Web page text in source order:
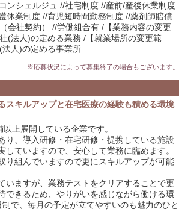
ンシェルジュ //社宅制度 //産前/産後休業制度
休業制度 //育児短時間勤務制度 //薬剤師賠償
会社契約） //労働組合有 /【業務内容の変更
(法人)の定める業務 /【就業場所の変更範
法人)の定める事業所
※応募状況によって募集終了の場合もございます。
スキルアップと在宅医療の経験も積める環境
上展開している企業です。
り、導入研修・在宅研修・提携している施設
していますので、安心して業務に臨めます。
り組んでいますので更にスキルアップが可能
いますが、業務テストをクリアすることで更
できるため、やりがいを感じながら働ける環
で、毎月の予定が立てやすいのも魅力のひと